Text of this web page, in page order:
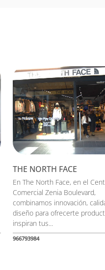
THE NORTH FACE
En The North Face, en el
Comercial Zenia Boulevard,
combinamos innovación,
diseño para ofrecerte
inspiran tus...
966793984